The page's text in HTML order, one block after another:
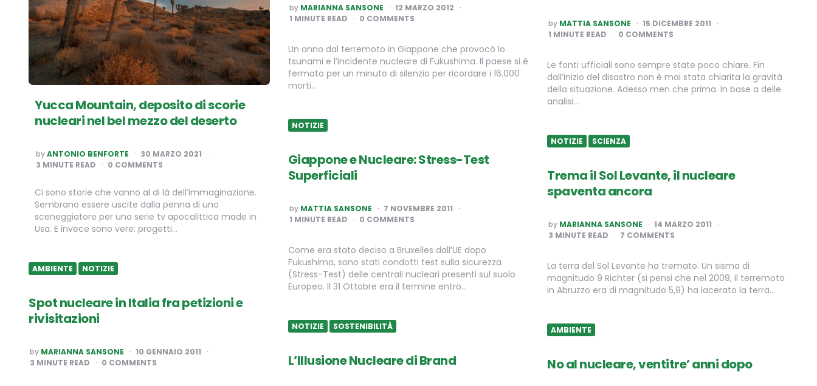
Yucca Mountain, deposito di scorie
nucleari nel bel mezzo del deserto
POSTED
BY
byANTONIO BENFORTE
30 MARZO 2021
3 MINUTE READ 0 COMMENTS
Ci sono storie che vanno al di là dell’immaginazione.
Sembrano essere uscite dalla penna di uno
sceneggiatore per una serie tv apocalittica made in
Usa. E invece sono vere: progetti…
POSTED
BY
by MARIANNA SANSONE
12 MARZO 2012
1 MINUTE READ 0 COMMENTS
Un anno dal terremoto in Giappone che provocò lo
tsunami e l’incidente nucleare di Fukushima. Il paese si è
fermato per un minuto di silenzio per ricordare i 16.000
morti…
POSTED
BY
by MATTIA SANSONE
15 DICEMBRE 2011
1 MINUTE READ 0 COMMENTS
Le fonti ufficiali sono sempre state poco chiare. Fin
dall’inizio del disastro non è mai stata chiarita la gravità
della situazione. Adesso men che prima. In base a delle
analisi…
NOTIZIE
Giappone e Nucleare: Stress-Test
Superficiali
POSTED
BY
by MATTIA SANSONE
7 NOVEMBRE 2011
1 MINUTE READ 0 COMMENTS
Come era stato deciso a Bruxelles dall’UE dopo
Fukushima, sono stati condotti test sulla sicurezza
(Stress-Test) delle centrali nucleari presenti sul suolo
Europeo. Il 31 Ottobre era il termine entro…
NOTIZIE SCIENZA
Trema il Sol Levante, il nucleare
spaventa ancora
POSTED
BY
by MARIANNA SANSONE
14 MARZO 2011
3 MINUTE READ 7 COMMENTS
La terra del Sol Levante ha tremato. Un sisma di
magnitudo 9 Richter (si pensi che nel 2009, il terremoto
in Abruzzo era di magnitudo 5,9) ha lacerato la terra…
AMBIENTE NOTIZIE
Spot nucleare in Italia fra petizioni e
rivisitazioni
POSTED
BY
by MARIANNA SANSONE
10 GENNAIO 2011
3 MINUTE READ 0 COMMENTS
NOTIZIE SOSTENIBILITÀ
L’Illusione Nucleare di Brand
AMBIENTE
No al nucleare, ventitre’ anni dopo